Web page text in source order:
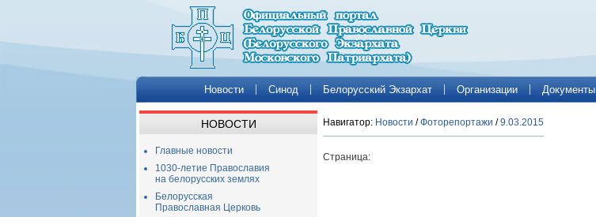
Новости Синод Белорусский Экзархат Организации Документы
НОВОСТИ
Главные новости
1030-летие Православия
на белорусских землях
Белорусская
Православная Церковь
Навигатор: Новости /Фоторепортажи /9.03.2015
Страница: